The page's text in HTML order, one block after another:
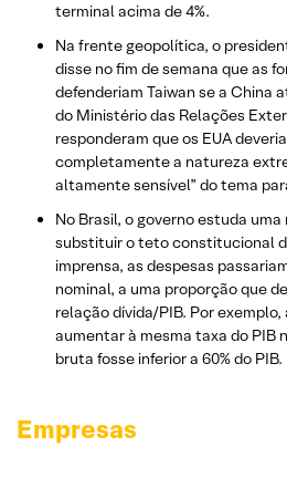
terminal acima de 4%.
Na frente geopolítica, o
disse no fim de semana que as
defenderiam Taiwan se a China
do Ministério das Relações
responderam que os EUA
completamente a natureza
altamente sensível” do tema
No Brasil, o governo estuda
substituir o teto constitucional
imprensa, as despesas
nominal, a uma proporção que
relação dívida/PIB. Por
aumentar à mesma taxa do PIB
bruta fosse inferior a 60% do PIB.
Empresas